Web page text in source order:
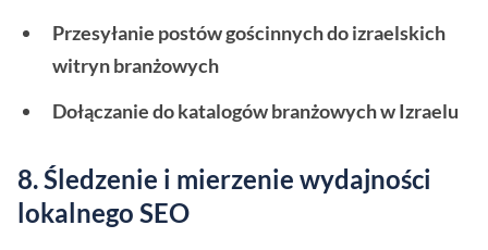
Przesyłanie postów gościnnych do izraelskich
witryn branżowych
Dołączanie do katalogów branżowych w Izraelu
8. Śledzenie i mierzenie wydajności
lokalnego SEO